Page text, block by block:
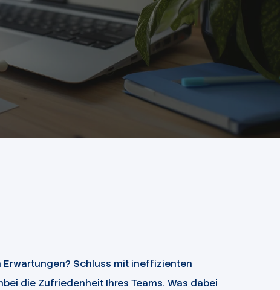
Erwartungen? Schluss mit ineffizienten
die Zufriedenheit Ihres Teams. Was dabei